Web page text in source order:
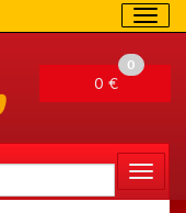
0 €
0
Haku